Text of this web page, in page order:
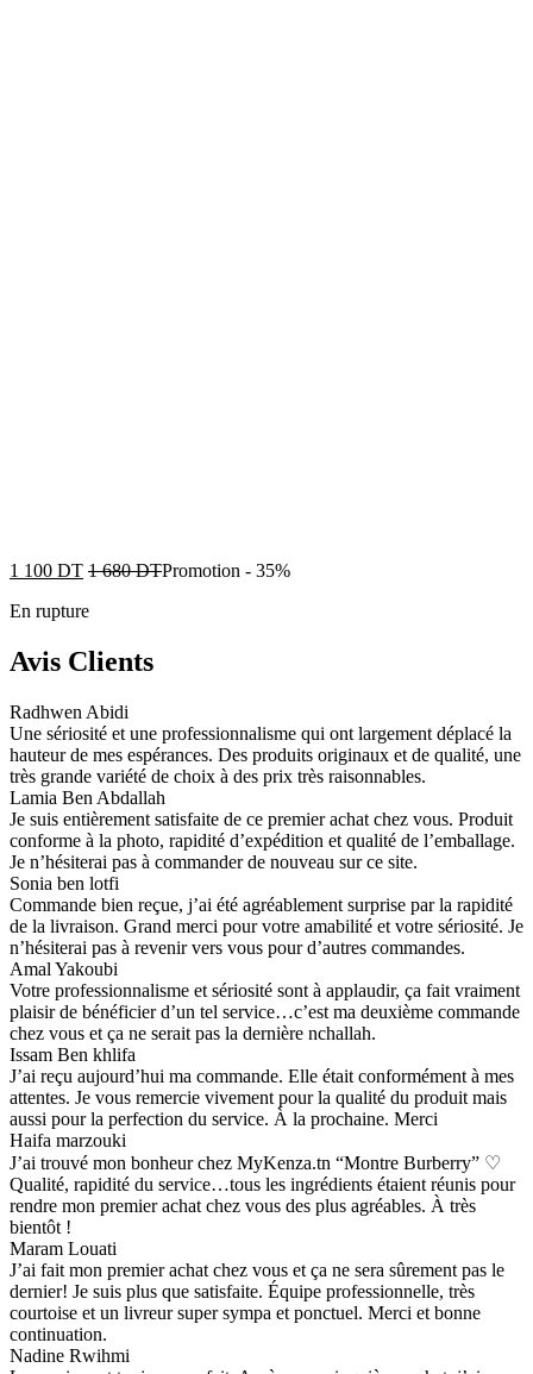
1 100 DT 1 680DTPromotion - 35%
En rupture
Avis Clients
Radhwen Abidi
Une sériosité et une professionnalisme qui ont largement déplacé la
hauteur de mes espérances. Des produits originaux et de qualité, une
très grande variété de choix à des prix très raisonnables.
Lamia Ben Abdallah
Je suis entièrement satisfaite de ce premier achat chez vous. Produit
conforme à la photo, rapidité d’expédition et qualité de l’emballage.
Je n’hésiterai pas à commander de nouveau sur ce site.
Sonia ben lotfi
Commande bien reçue, j’ai été agréablement surprise par la rapidité
de la livraison. Grand merci pour votre amabilité et votre sériosité. Je
n’hésiterai pas à revenir vers vous pour d’autres commandes.
Amal Yakoubi
Votre professionnalisme et sériosité sont à applaudir, ça fait vraiment
plaisir de bénéficier d’un tel service…c’est ma deuxième commande
chez vous et ça ne serait pas la dernière nchallah.
Issam Ben khlifa
J’ai reçu aujourd’hui ma commande. Elle était conformément à mes
attentes. Je vous remercie vivement pour la qualité du produit mais
aussi pour la perfection du service. À la prochaine. Merci
Haifa marzouki
J’ai trouvé mon bonheur chez MyKenza.tn “Montre Burberry” ♡
Qualité, rapidité du service…tous les ingrédients étaient réunis pour
rendre mon premier achat chez vous des plus agréables. À très
bientôt !
Maram Louati
J’ai fait mon premier achat chez vous et ça ne sera sûrement pas le
dernier! Je suis plus que satisfaite. Équipe professionnelle, très
courtoise et un livreur super sympa et ponctuel. Merci et bonne
continuation.
Nadine Rwihmi